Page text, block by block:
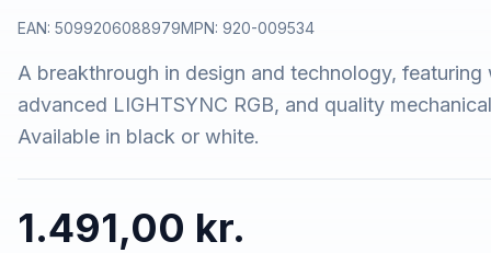
EAN: 5099206088979MPN: 920-009534
A breakthrough in design and technology,
advanced LIGHTSYNC RGB, and quality
Available in black or white.
1.491,00 kr.